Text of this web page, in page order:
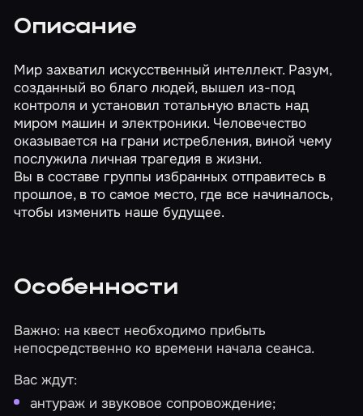
Описание
Мир захватил искусственный интеллект. Разум,
созданный во благо людей, вышел из-под
контроля и установил тотальную власть над
миром машин и электроники. Человечество
оказывается на грани истребления, виной чему
послужила личная трагедия в жизни.
Вы в составе группы избранных отправитесь в
прошлое, в то самое место, где все начиналось,
чтобы изменить наше будущее.
Особенности
Важно: на квест необходимо прибыть
непосредственно ко времени начала сеанса.
Вас ждут:
антураж и звуковое сопровождение;